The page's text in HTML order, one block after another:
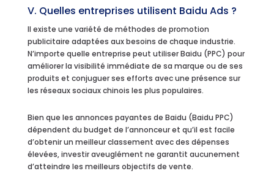
V. Quelles entreprises utilisent Baidu Ads ?
Il existe une variété de méthodes de promotion
publicitaire adaptées aux besoins de chaque industrie.
N’importe quelle entreprise peut utiliser Baidu (PPC) pour
améliorer la visibilité immédiate de sa marque ou de ses
produits et conjuguer ses efforts avec une présence sur
les réseaux sociaux chinois les plus populaires.
Bien que les annonces payantes de Baidu (Baidu PPC)
dépendent du budget de l’annonceur et qu’il est facile
d’obtenir un meilleur classement avec des dépenses
élevées, investir aveuglément ne garantit aucunement
d’atteindre les meilleurs objectifs de vente.